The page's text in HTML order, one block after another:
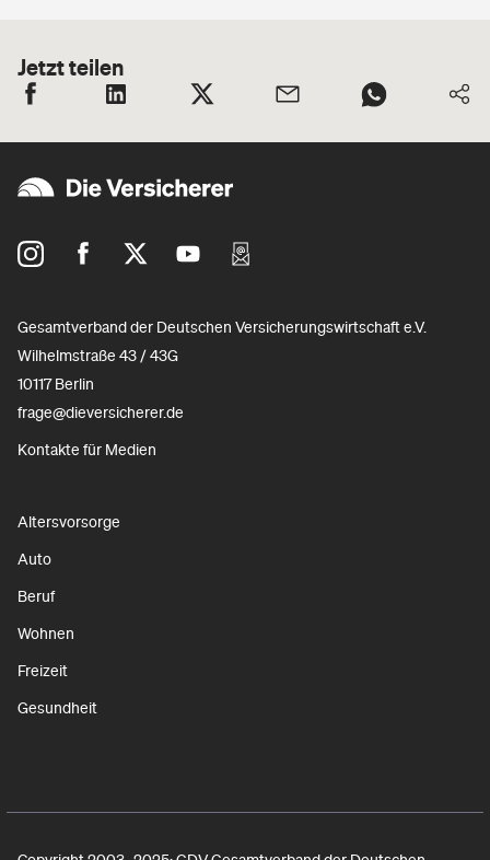
Jetzt teilen
Gesamtverband der Deutschen Versicherungswirtschaft e.V.
Wilhelmstraße 43 / 43G
10117 Berlin
frage@dieversicherer.de
Kontakte für Medien
Altersvorsorge
Auto
Beruf
Wohnen
Freizeit
Gesundheit